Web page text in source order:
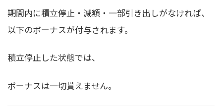
期間内に積立停止・減額・一部引き出しがなければ、
以下のボーナスが付与されます。
積立停止した状態では、
ボーナスは一切貰えません。